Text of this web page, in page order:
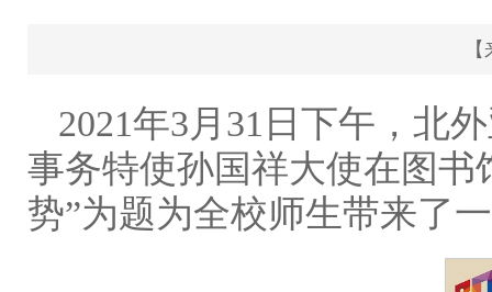
2021年3月31日下午，北
事务特使孙国祥大使在图
势”为题为全校师生带来了